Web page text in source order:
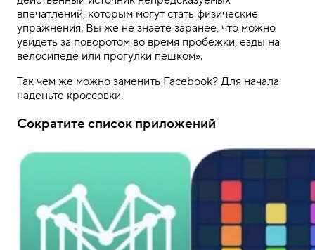
впечатлений, которым могут стать физические
упражнения. Вы же не знаете заранее, что можно
увидеть за поворотом во время пробежки, езды на
велосипеде или прогулки пешком».
Так чем же можно заменить Facebook? Для начала
наденьте кроссовки.
Сократите список приложений